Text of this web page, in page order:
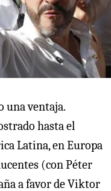
una ventaja.
hasta el
Latina, en Europa
(con Péter
a favor de Viktor